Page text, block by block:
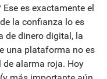
es exactamente el
la confianza lo es
de dinero digital, la
una plataforma no es
alarma roja. Hoy